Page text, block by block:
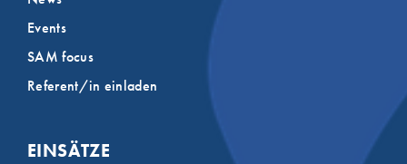
Events
SAM focus
Referent/in einladen
EINSÄTZE